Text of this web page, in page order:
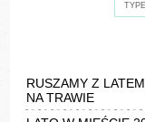
RUSZAMY Z
NA TRAWIE